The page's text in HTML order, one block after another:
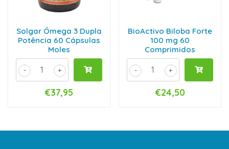
Solgar Ómega 3 Dupla
Potência 60 Cápsulas
Moles
+
-
€37,95
BioActivo Biloba Forte
100 mg 60
Comprimidos
+
-
€24,50